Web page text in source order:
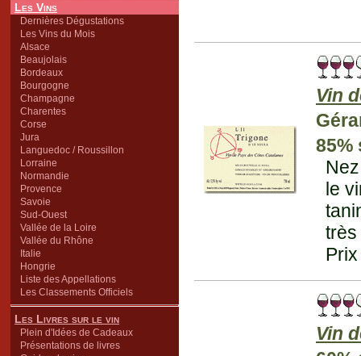
Les Vins
Dernières Dégustations
Les Vins du Mois
Alsace
Beaujolais
Bordeaux
Bourgogne
Champagne
Charentes
Corse
Jura
Languedoc / Roussillon
Lorraine
Normandie
Provence
Savoie
Sud-Ouest
Vallée de la Loire
Vallée du Rhône
Italie
Hongrie
Liste des Appellations
Les Classements Officiels
Les Livres sur le vin
Plein d'Idées de Cadeaux
Présentations de livres
Vin
85%
le
très
Vin